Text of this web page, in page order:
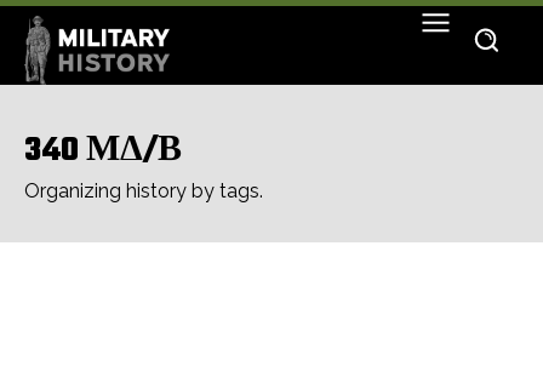
340 ΜΔ/Β
Organizing history by tags.